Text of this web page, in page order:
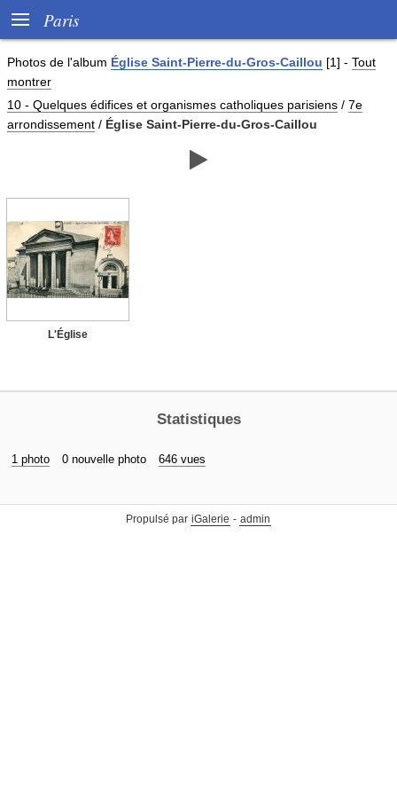
 Paris
Photos de l'album Église Saint-Pierre-du-Gros-Caillou [1] - Tout
montrer
10 - Quelques édifices et organismes catholiques parisiens / 7e
arrondissement / Église Saint-Pierre-du-Gros-Caillou

L'Église
Statistiques
1 photo 0 nouvelle photo 646 vues
Propulsé par iGalerie - admin